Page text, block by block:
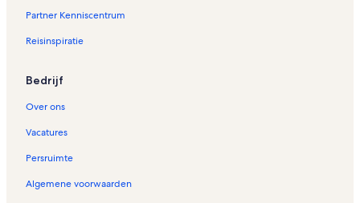
a
a
t
e
u
z
e
Partner Kenniscentrum
Reisinspiratie
Bedrijf
Over ons
Vacatures
Persruimte
Algemene voorwaarden